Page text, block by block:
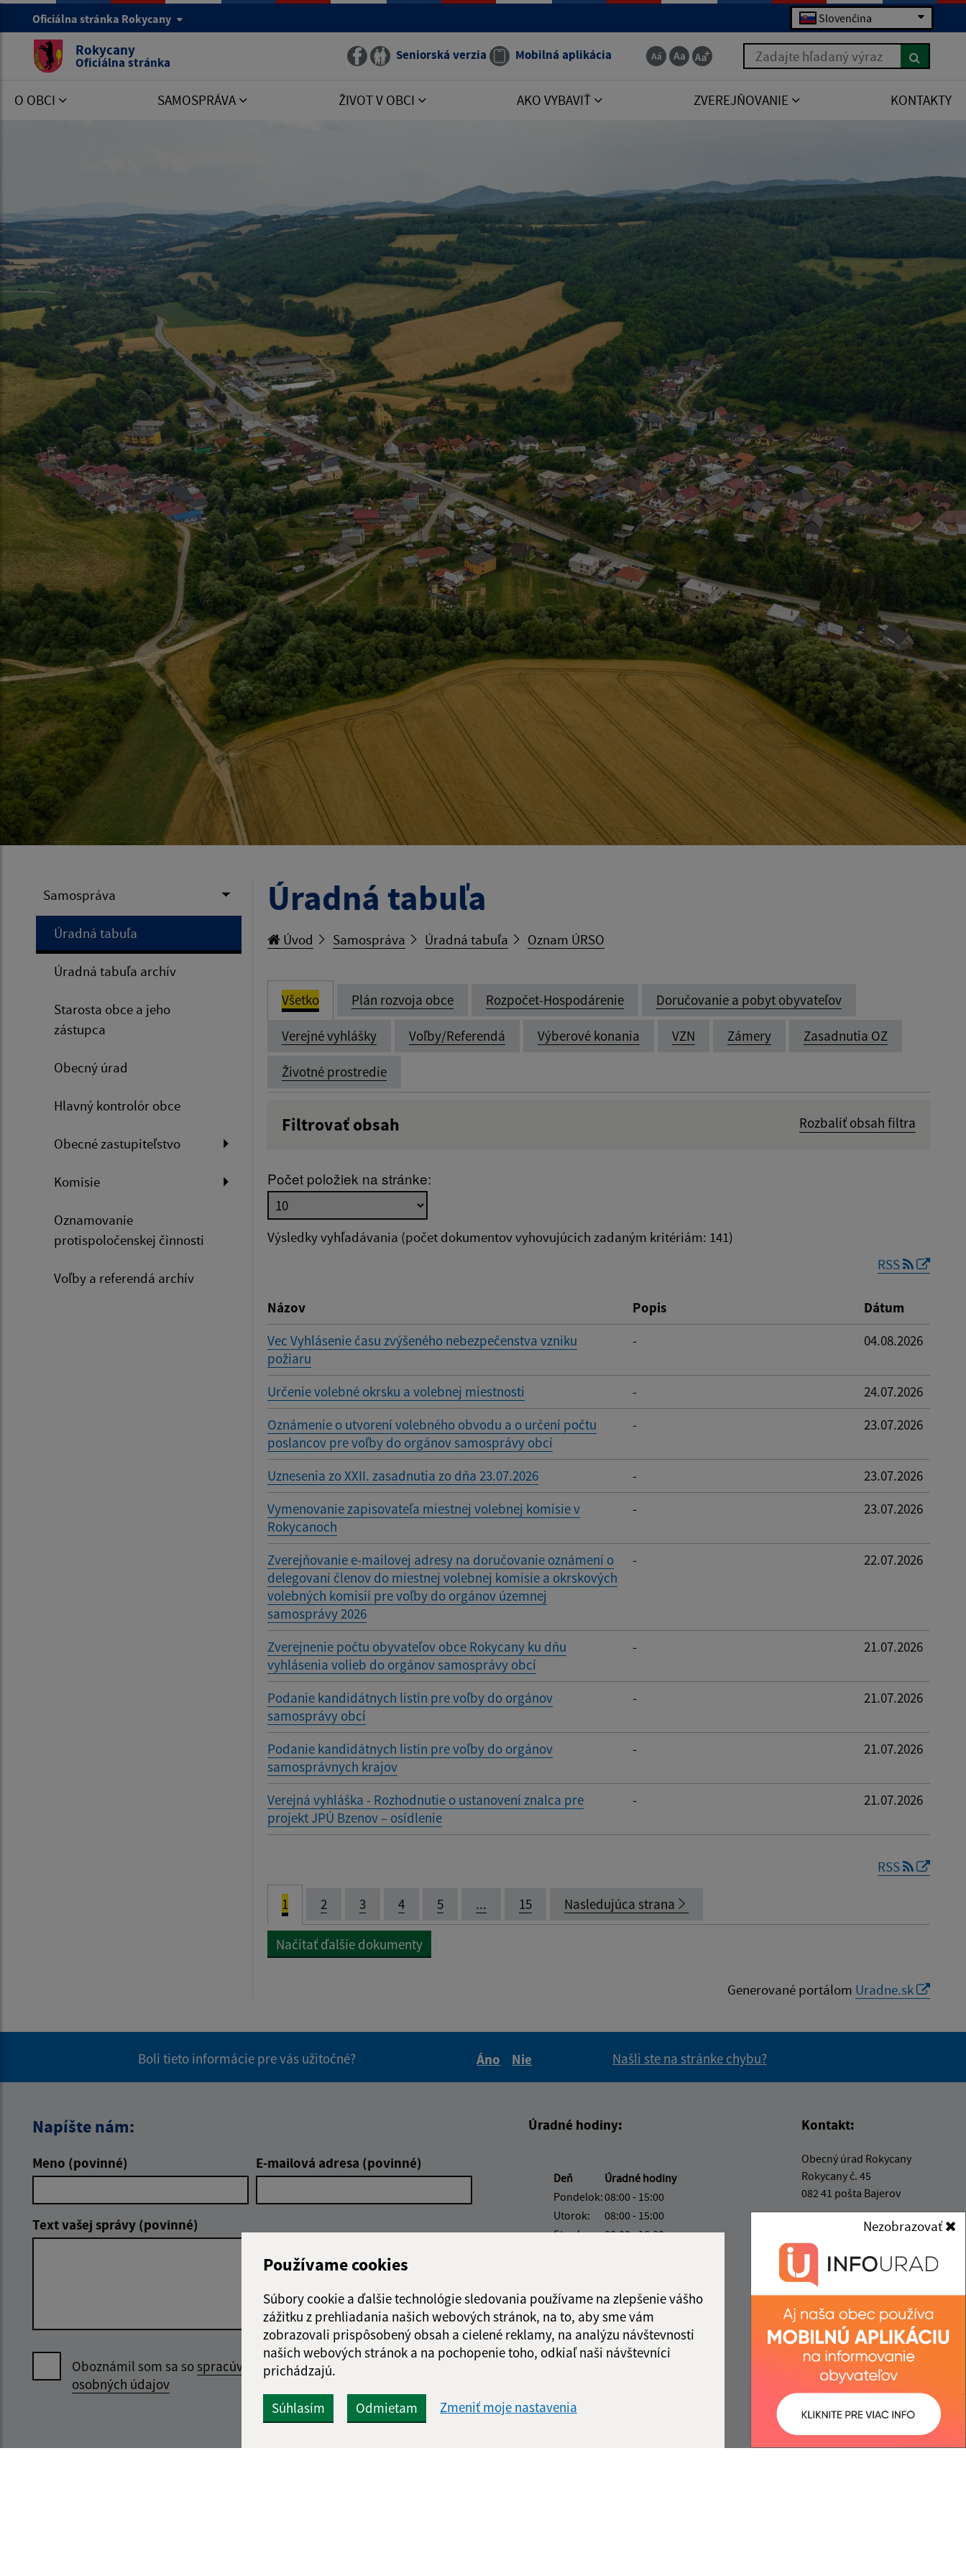
Používame cookies
Súbory cookie a ďalšie technológie sledovania používame na zlepšenie vášho
zážitku z prehliadania našich webových stránok, na to, aby sme vám
zobrazovali prispôsobený obsah a cielené reklamy, na analýzu návštevnosti
našich webových stránok a na pochopenie toho, odkiaľ naši návštevníci
prichádzajú.
Súhlasím Odmietam Zmeniť moje nastavenia
Nezobrazovať
Oficiálna stránka Rokycany Slovenčina
Rokycany
Oficiálna stránka Seniorská verzia Mobilná aplikácia Zadajte hľadaný výraz
O OBCI SAMOSPRÁVA ŽIVOT V OBCI AKO VYBAVIŤ ZVEREJŇOVANIE KONTAKTY
Samospráva
Úradná tabuľa
Úradná tabuľa archív
Starosta obce a jeho
zástupca
Obecný úrad
Hlavný kontrolór obce
Obecné zastupiteľstvo
Komisie
Oznamovanie
protispoločenskej činnosti
Voľby a referendá archív
Úradná tabuľa
Úvod Samospráva Úradná tabuľa Oznam ÚRSO
Všetko Plán rozvoja obce Rozpočet-Hospodárenie Doručovanie a pobyt obyvateľov
Verejné vyhlášky Voľby/Referendá Výberové konania VZN Zámery Zasadnutia OZ
Životné prostredie
Filtrovať obsah Rozbaliť obsah filtra
Dátum zverejnenia do:
Počet položiek na stránke:
Výsledky vyhľadávania (počet dokumentov vyhovujúcich zadaným kritériám: 141)
RSS
Názov Popis
Dátum
Vec Vyhlásenie času zvýšeného nebezpečenstva vzniku
požiaru
- 04.08.2026
Určenie volebné okrsku a volebnej miestnosti -
24.07.2026
Oznámenie o utvorení volebného obvodu a o určení počtu
poslancov pre voľby do orgánov samosprávy obcí
- 23.07.2026
Uznesenia zo XXII. zasadnutia zo dňa 23.07.2026 -
23.07.2026
Vymenovanie zapisovateľa miestnej volebnej komisie v
Rokycanoch
- 23.07.2026
Zverejňovanie e-mailovej adresy na doručovanie oznámení o
delegovaní členov do miestnej volebnej komisie a okrskových
volebných komisií pre voľby do orgánov územnej
samosprávy 2026
- 22.07.2026
Zverejnenie počtu obyvateľov obce Rokycany ku dňu
vyhlásenia volieb do orgánov samosprávy obcí
- 21.07.2026
Podanie kandidátnych listín pre voľby do orgánov
samosprávy obcí
- 21.07.2026
Podanie kandidátnych listín pre voľby do orgánov
samosprávnych krajov
- 21.07.2026
Verejná vyhláška - Rozhodnutie o ustanovení znalca pre
projekt JPÚ Bzenov – osídlenie
- 21.07.2026
RSS
1 2 3 4 5 ... 15 Nasledujúca strana
Načítať ďalšie dokumenty
Generované portálom Uradne.sk
Boli tieto informácie pre vás užitočné?
Áno
Nie
Našli ste na stránke chybu?
Napíšte nám:
Meno (povinné) E-mailová adresa (povinné)
Text vašej správy (povinné)
Oboznámil som sa sospracúvaním
osobných údajov
Google reCaptcha Response
Odoslať správu
Úradné hodiny:
Deň
Úradné hodiny
Pondelok:08:00 - 15:00
Utorok:
08:00 - 15:00
Streda:
08:00 - 16:00
Kontakt:
Obecný úrad Rokycany
Rokycany č. 45
082 41 pošta Bajerov
info@obecrokycany.sk
IČO: 00327701